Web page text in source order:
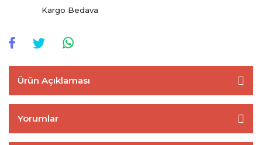
Kargo Bedava
Ürün Açıklaması
Yorumlar